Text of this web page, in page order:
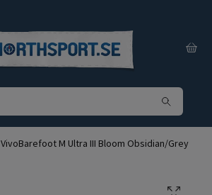
VivoBarefoot M Ultra III Bloom Obsidian/Grey